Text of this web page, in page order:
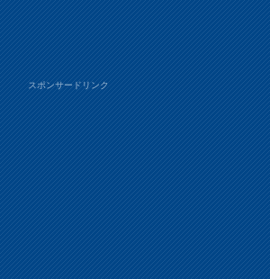
スポンサードリンク